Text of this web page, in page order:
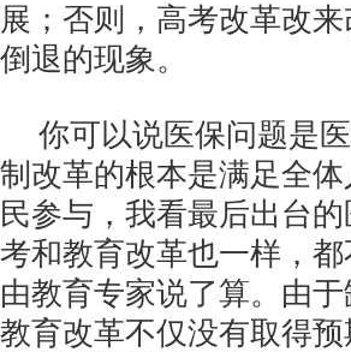
展；否则，高考改革改
倒退的现象。
你可以说医保问题是
制改革的根本是满足全
民参与，我看最后出台
考和教育改革也一样，
由教育专家说了算。由
教育改革不仅没有取得